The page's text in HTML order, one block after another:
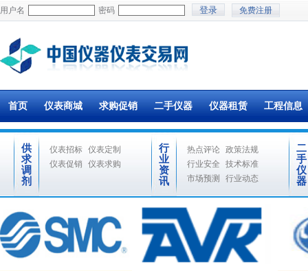
用户名 密码 免费注册
首页 仪表商城 求购促销 二手仪器 仪器租赁 工程信息
供
求
调
剂
仪表招标 仪表定制
仪表促销
仪表求购
行
业
资
讯
热点评论 政策法规
行业安全
技术标准
市场预测
行业动态
二
手
仪
器